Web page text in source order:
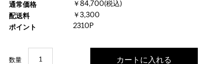
通常価格
￥84,700(税込)
配送料
￥3,300
ポイント
2310P
数量